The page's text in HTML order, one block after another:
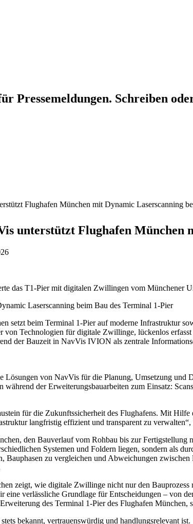
Pressemeldungen. Schreiben
Flughafen München mit Dynamic Laserscanning
unterstützt Flughafen München
das T1-Pier mit digitalen Zwillingen vom Münchener
setzt beim Terminal 1-Pier auf moderne Infrastruktur
Technologien für digitale Zwillinge, lückenlos
der Bauzeit in NavVis IVION als zentrale
Lösungen von NavVis für die Planung, Umsetzung
der Erweiterungsbauarbeiten zum Einsatz:
für die Zukunftssicherheit des Flughafens. Mit
langfristig effizient und transparent zu
den Bauverlauf vom Rohbau bis zur
Systemen und Foldern liegen, sondern als
zu vergleichen und Abweichungen
zeigt, wie digitale Zwillinge nicht nur den
eine verlässliche Grundlage für Entscheidungen – von
des Terminal 1-Pier des Flughafen München,
bekannt, vertrauenswürdig und handlungsrelevant ist.